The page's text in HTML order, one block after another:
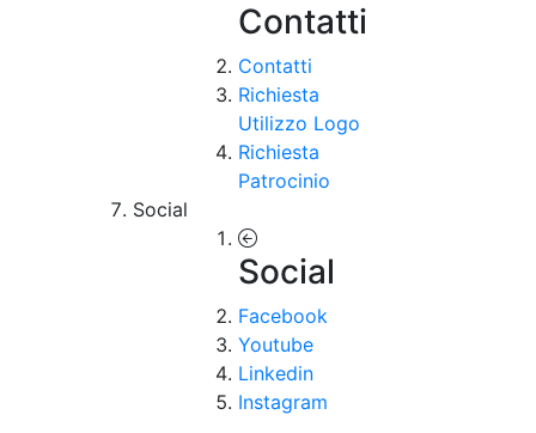
Contatti
Contatti
Richiesta
Utilizzo Logo
Richiesta
Patrocinio
Social
Social
Facebook
Youtube
Linkedin
Instagram